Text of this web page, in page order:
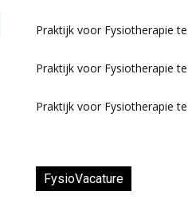
Praktijk voor Fysiotherapie
Praktijk voor Fysiotherapie
Praktijk voor Fysiotherapie
FysioVacature